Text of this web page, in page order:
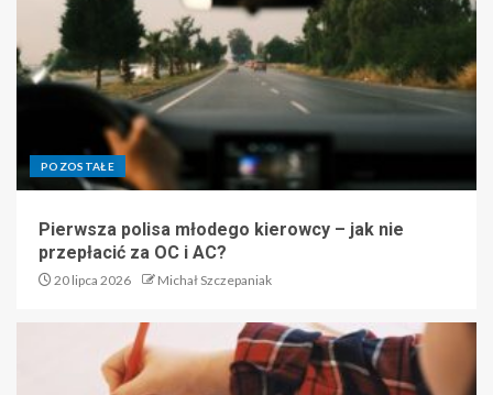
POZOSTAŁE
Pierwsza polisa młodego kierowcy – jak nie
przepłacić za OC i AC?
20 lipca 2026 Michał Szczepaniak